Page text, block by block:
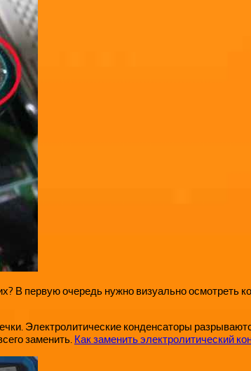
В первую очередь нужно визуально осмотреть
Электролитические конденсаторы
заменить. Как заменить электролитический